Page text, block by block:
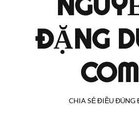
ĐẶNG
COM
CHIA SẺ ĐIỀU ĐÚNG